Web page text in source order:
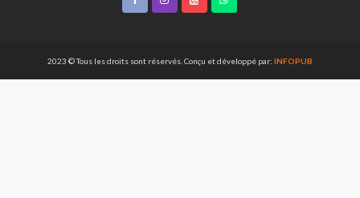
2023 © Tous les droits sont réservés. Conçu et développé par: INFOPUB